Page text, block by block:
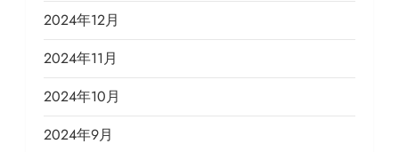
2024年12月
2024年11月
2024年10月
2024年9月